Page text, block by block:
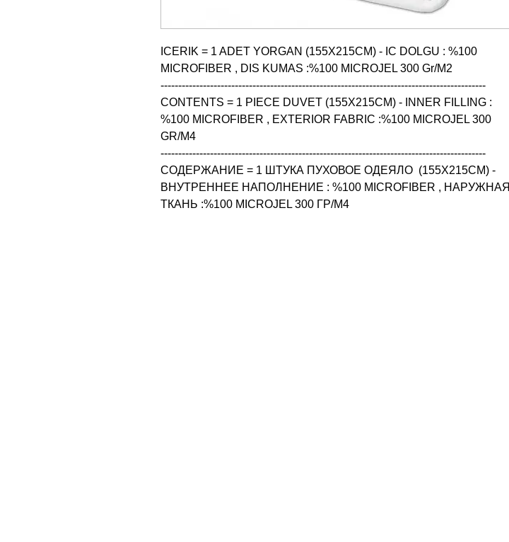
ICERIK = 1 ADET YORGAN (155X215CM) - IC DOLGU : %100
MICROFIBER , DIS KUMAS :%100 MICROJEL 300 Gr/M2
--------------------------------------------------------------------------------------------
CONTENTS = 1 PIECE DUVET (155X215CM) - INNER FILLING :
%100 MICROFIBER , EXTERIOR FABRIC :%100 MICROJEL 300
GR/M4
--------------------------------------------------------------------------------------------
СОДЕРЖАНИЕ = 1 ШТУКА ПУХОВОЕ ОДЕЯЛО  (155X215CM) -
ВНУТРЕННЕЕ НАПОЛНЕНИЕ : %100 MICROFIBER , НАРУЖНАЯ
ТКАНЬ :%100 MICROJEL 300 ГР/M4